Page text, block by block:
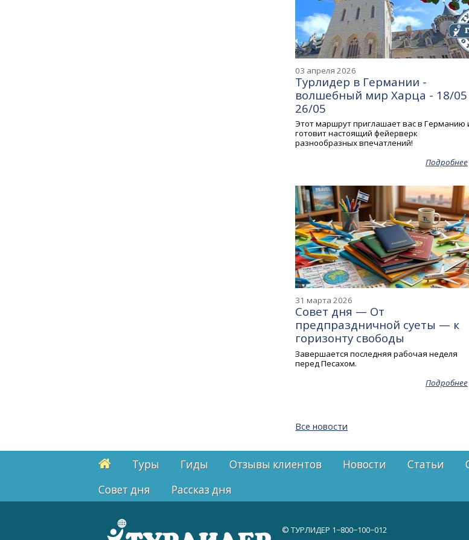
03 апреля 2026
Турлидер в Германии -
волшебный мир Харца - 18/05
26/05
Этот маршрут приглашает вас в Германию
готовит настоящий фейерверк
разнообразных впечатлений!
Подробнее
31 марта 2026
Совет дня — От
предпраздничной суеты — к
горизонту свободы
Завершается последняя рабочая неделя
перед Песахом.
Подробнее
Все новости
Туры Гиды Отзывы клиентов Новости Статьи
Cовет дня
Рассказ дня
© ТУРЛИДЕР 1−800−100−012